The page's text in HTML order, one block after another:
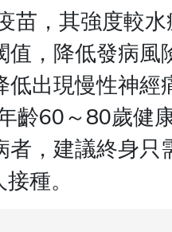
苗，其強度較
，降低發病
出現慢性神
齡60～80歲健
，建議終身只
種。